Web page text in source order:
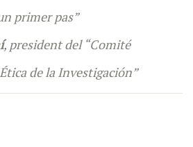
primer pas”
, president del “Comité
de la Investigación”